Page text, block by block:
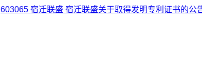
603065 宿迁联盛 宿迁联盛关于取得发明专利证书的公